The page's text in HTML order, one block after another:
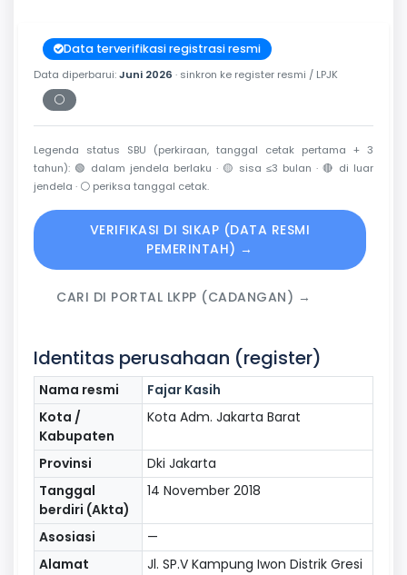
Data terverifikasi registrasi resmi
Data diperbarui:Juni 2026 · sinkron ke register resmi / LPJK
⚪
Periksa tanggal cetak
Legenda status SBU (perkiraan, tanggal cetak pertama + 3
tahun): 🟢 dalam jendela berlaku · 🟡 sisa ≤3 bulan · 🔴 di luar
jendela · ⚪ periksa tanggal cetak.
VERIFIKASI DI SIKAP (DATA RESMI
PEMERINTAH) →
CARI DI PORTAL LKPP (CADANGAN) →
Identitas perusahaan (register)
Nama resmi
Fajar Kasih
Kota /
Kabupaten
Kota Adm. Jakarta Barat
Provinsi
Dki Jakarta
Tanggal
berdiri (Akta)
14 November 2018
Asosiasi
—
Alamat
Jl. SP.V Kampung Iwon Distrik Gresi